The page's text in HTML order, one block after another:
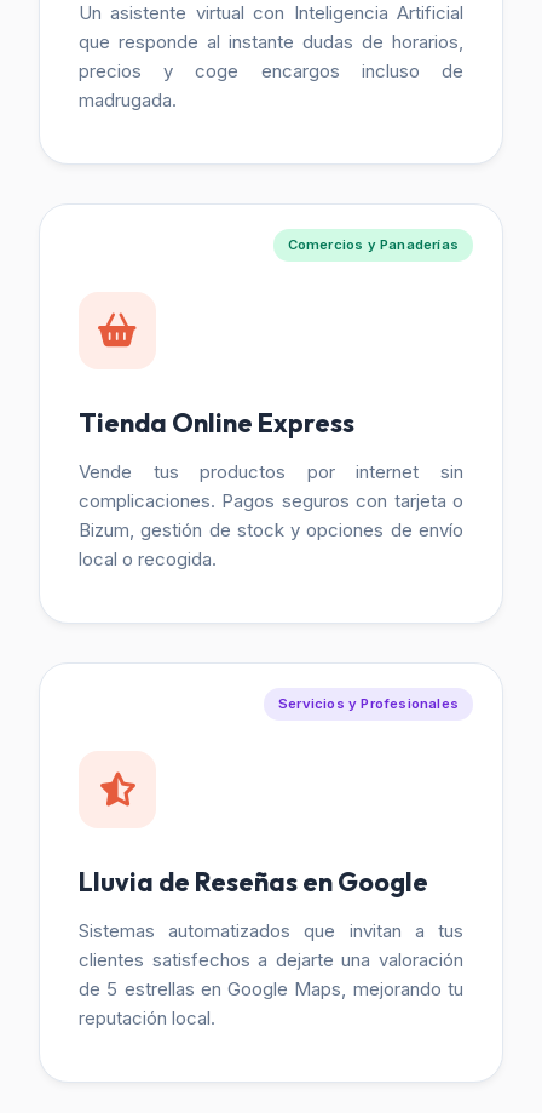
Un asistente virtual con Inteligencia Artificial
que responde al instante dudas de horarios,
precios y coge encargos incluso de
madrugada.
Comercios y Panaderías
Tienda Online Express
Vende tus productos por internet sin
complicaciones. Pagos seguros con tarjeta o
Bizum, gestión de stock y opciones de envío
local o recogida.
Servicios y Profesionales
Lluvia de Reseñas en Google
Sistemas automatizados que invitan a tus
clientes satisfechos a dejarte una valoración
de 5 estrellas en Google Maps, mejorando tu
reputación local.